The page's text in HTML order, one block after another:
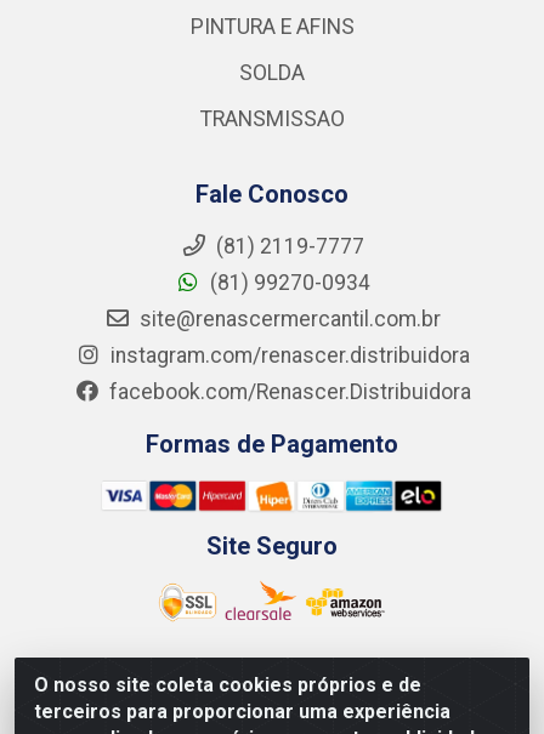
O nosso site coleta cookies próprios e de
terceiros para proporcionar uma experiência
PINTURA E AFINS
SOLDA
TRANSMISSAO
Fale Conosco
(81) 2119-7777
(81) 99270-0934
site@renascermercantil.com.br
instagram.com/renascer.distribuidora
facebook.com/Renascer.Distribuidora
Formas de Pagamento
Site Seguro
Renascer Distribuidora - Rua São Miguel, 1845 -
Afogados - Recife / PE - CEP 50850-000 - CNPJ